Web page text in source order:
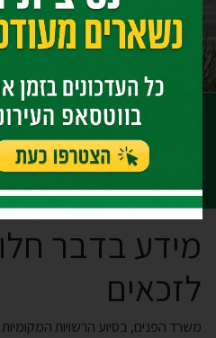
יחידות העירייה
רווחה
חלוקת תווי מזון לזכאים
חלוקת תווי
מידע בדבר
לזכאים
משרד הפנים, בסיוע הרשויות